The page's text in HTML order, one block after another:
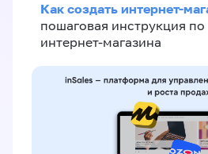
Как создать интернет-
пошаговая инструкция
интернет-магазина